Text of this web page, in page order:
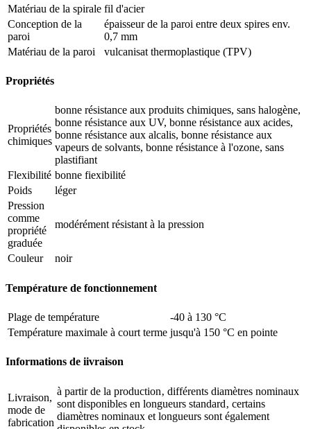
Matériau de la spirale fil d'acier
Conception de la
paroi
épaisseur de la paroi entre deux spires env.
0,7 mm
Matériau de la paroi
vulcanisat thermoplastique (TPV)
Propriétés
Propriétés
chimiques
bonne résistance aux produits chimiques, sans halogène,
bonne résistance aux UV, bonne résistance aux acides,
bonne résistance aux alcalis, bonne résistance aux
vapeurs de solvants, bonne résistance à l'ozone, sans
plastifiant
Flexibilité bonne fiexibilité
Poids
léger
Pression
comme
propriété
graduée
modérément résistant à la pression
Couleur noir
Température de fonctionnement
Plage de température
-40 à 130 °C
Température maximale à court terme jusqu'à 150 °C en pointe
Informations de iivraison
Livraison,
mode de
fabrication
à partir de la production‚ différents diamètres nominaux
sont disponibles en longueurs standard‚ certains
diamètres nominaux et longueurs sont également